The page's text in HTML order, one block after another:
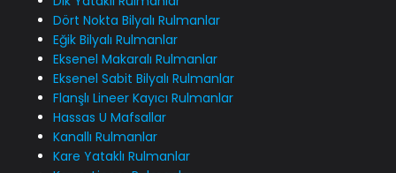
Dört Nokta Bilyalı Rulmanlar
Eğik Bilyalı Rulmanlar
Eksenel Makaralı Rulmanlar
Eksenel Sabit Bilyalı Rulmanlar
Flanşlı Lineer Kayıcı Rulmanlar
Hassas U Mafsallar
Kanallı Rulmanlar
Kare Yataklı Rulmanlar